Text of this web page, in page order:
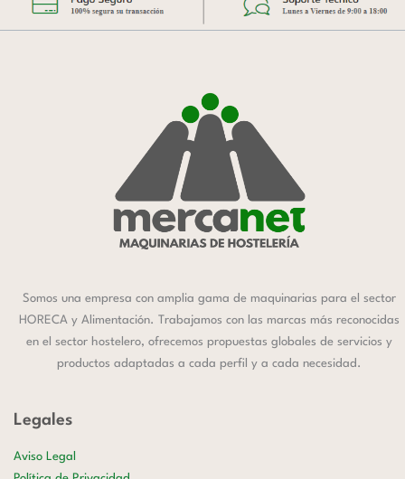
Somos una empresa con amplia gama de maquinarias para el sector
HORECA y Alimentación. Trabajamos con las marcas más reconocidas
en el sector hostelero, ofrecemos propuestas globales de servicios y
productos adaptadas a cada perfil y a cada necesidad.
Legales
Aviso Legal